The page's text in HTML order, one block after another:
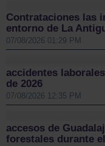
Contrataciones las
entorno de La
07/08/2026 01:29 PM
accidentes
de 2026
07/08/2026 12:35 PM
accesos de
forestales durante